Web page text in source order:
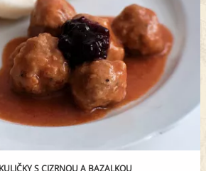
S CIZRNOU A BAZALKOU